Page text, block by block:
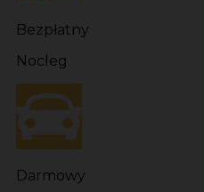
Bezpłatny
Nocleg
Darmowy